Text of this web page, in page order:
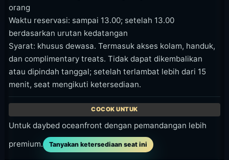
orang
Waktu reservasi: sampai 13.00; setelah 13.00
berdasarkan urutan kedatangan
Syarat: khusus dewasa. Termasuk akses kolam, handuk,
dan complimentary treats. Tidak dapat dikembalikan
atau dipindah tanggal; setelah terlambat lebih dari 15
menit, seat mengikuti ketersediaan.
Untuk daybed oceanfront dengan pemandangan lebih
premium.
Tanyakan ketersediaan seat ini